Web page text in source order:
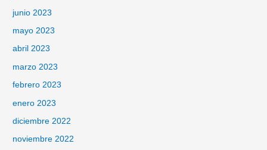
junio 2023
mayo 2023
abril 2023
marzo 2023
febrero 2023
enero 2023
diciembre 2022
noviembre 2022